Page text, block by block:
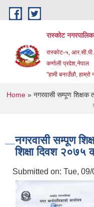
Skip to main content
रास्कोट
रास्कोट-५,
कर्णाली प्रदेश,नेपाल
"हामी बनाउँछौ, हाम्रो
You are here
Home» नगरवासी सम्पूण शिक्षक
नगरवासी सम्पूण
शिक्षा दिवश
Submitted on: Tue,